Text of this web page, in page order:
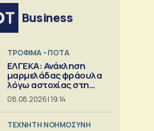
Business
ΤΡΟΦΙΜΑ – ΠΟΤΑ
ΕΛΓΕΚΑ: Ανάκληση
μαρμελάδας φράουλα
λόγω αστοχίας στη
γυάλινη συσκευασία
08.08.2026 | 19:14
TΕΧΝΗΤΗ ΝΟΗΜΟΣΥΝΗ